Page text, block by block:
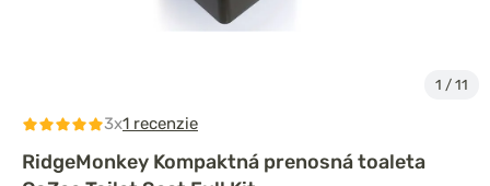
1 / 11
3x1 recenzie
RidgeMonkey Kompaktná prenosná toaleta